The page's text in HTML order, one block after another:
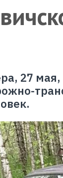
27